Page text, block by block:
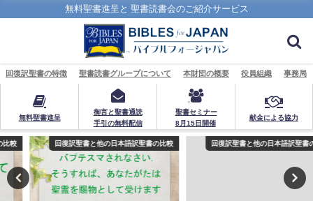
無料聖書進呈と 聖書読書会のご紹介サービス
回復訳聖書の特徴 聖書読書グループについて 本財団の概要 役員組織 事務局
無料聖書進呈
御言と聖書通読
手引の無料配信
聖書セミナー
8月15日開催
献金による協力
回復訳聖書と他の日本語訳聖書の比較 回復訳聖書と他の日本語訳聖書の比較